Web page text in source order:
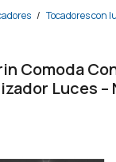
/ Tocadores con
Comoda
Luces –